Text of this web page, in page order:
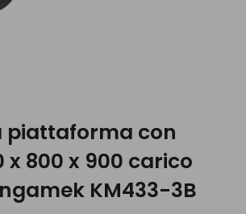
piattaforma con
x 800 x 900 carico
KM433-3B